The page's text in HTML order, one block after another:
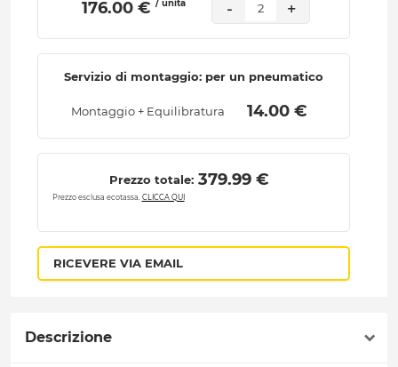
176.00 € / unità - 2 +
Servizio di montaggio: per un pneumatico
Montaggio + Equilibratura 14.00 €
Prezzo totale: 379.99 €
Prezzo esclusa ecotassa. CLICCA QUI
RICEVERE VIA EMAIL
Descrizione